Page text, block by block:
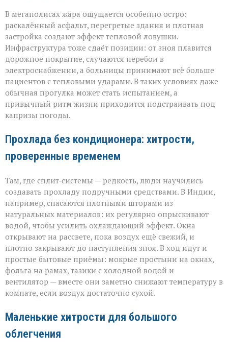
В мегаполисах жара ощущается особенно остро:
раскалённый асфальт, перегретые здания и плотная
застройка создают эффект тепловой ловушки.
Инфраструктура тоже сдаёт позиции: от зноя плавится
дорожное покрытие, случаются перебои в
электроснабжении, а больницы принимают всё больше
пациентов с тепловыми ударами. В таких условиях даже
обычная прогулка может стать испытанием, а
привычный ритм жизни приходится подстраивать под
капризы погоды.
Прохлада без кондиционера: хитрости,
проверенные временем
Там, где сплит‑системы — редкость, люди научились
создавать прохладу подручными средствами. В Индии,
например, спасаются плотными шторами из
натуральных материалов: их регулярно опрыскивают
водой, чтобы усилить охлаждающий эффект. Окна
открывают на рассвете, пока воздух ещё свежий, и
плотно закрывают до наступления зноя. В ход идут и
простые бытовые приёмы: мокрые простыни на окнах,
фольга на рамах, тазики с холодной водой и
вентилятор — вместе они заметно снижают температуру в
комнате, если воздух достаточно сухой.
Маленькие хитрости для большого
облегчения